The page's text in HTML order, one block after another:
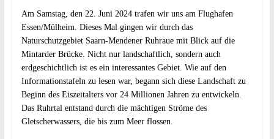
Am Samstag, den 22. Juni 2024 trafen wir uns am Flughafen
Essen/Mülheim. Dieses Mal gingen wir durch das
Naturschutzgebiet Saarn-Mendener Ruhraue mit Blick auf die
Mintarder Brücke. Nicht nur landschaftlich, sondern auch
erdgeschichtlich ist es ein interessantes Gebiet. Wie auf den
Informationstafeln zu lesen war, begann sich diese Landschaft zu
Beginn des Eiszeitalters vor 24 Millionen Jahren zu entwickeln.
Das Ruhrtal entstand durch die mächtigen Ströme des
Gletscherwassers, die bis zum Meer flossen.